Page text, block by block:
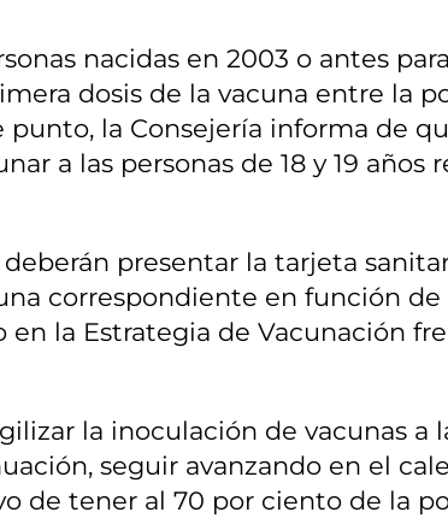
nacidas en 2003 o antes
dosis de la vacuna entre la
punto, la Consejería informa de
a las personas de 18 y 19 años
presentar la tarjeta
correspondiente en función
la Estrategia de Vacunación
la inoculación de vacunas a
seguir avanzando en el
de tener al 70 por ciento de la